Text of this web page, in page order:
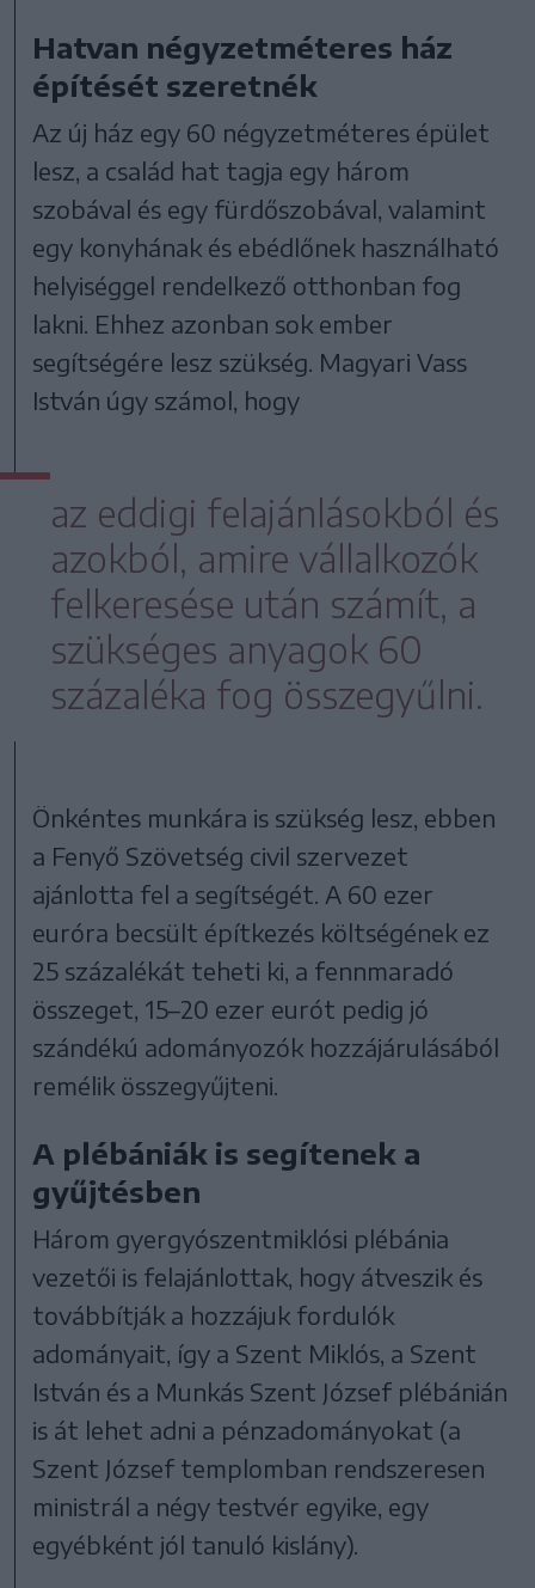
Hatvan négyzetméteres ház
építését szeretnék
Az új ház egy 60 négyzetméteres épület
lesz, a család hat tagja egy három
szobával és egy fürdőszobával, valamint
egy konyhának és ebédlőnek használható
helyiséggel rendelkező otthonban fog
lakni. Ehhez azonban sok ember
segítségére lesz szükség. Magyari Vass
István úgy számol, hogy
az eddigi felajánlásokból és
azokból, amire vállalkozók
felkeresése után számít, a
szükséges anyagok 60
százaléka fog összegyűlni.
Önkéntes munkára is szükség lesz, ebben
a Fenyő Szövetség civil szervezet
ajánlotta fel a segítségét. A 60 ezer
euróra becsült építkezés költségének ez
25 százalékát teheti ki, a fennmaradó
összeget, 15–20 ezer eurót pedig jó
szándékú adományozók hozzájárulásából
remélik összegyűjteni.
A plébániák is segítenek a
gyűjtésben
Három gyergyószentmiklósi plébánia
vezetői is felajánlottak, hogy átveszik és
továbbítják a hozzájuk fordulók
adományait, így a Szent Miklós, a Szent
István és a Munkás Szent József plébánián
is át lehet adni a pénzadományokat (a
Szent József templomban rendszeresen
ministrál a négy testvér egyike, egy
egyébként jól tanuló kislány).